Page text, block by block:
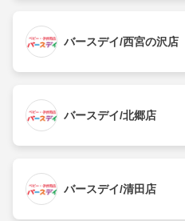
バースデイ/西宮の沢店
バースデイ/北郷店
バースデイ/清田店